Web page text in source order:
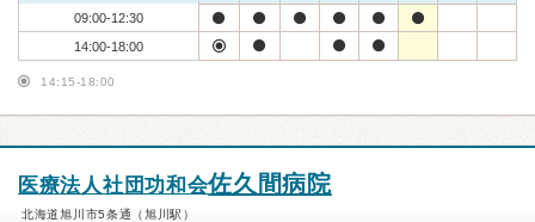
09:00-12:30
14:00-18:00
14:15-18:00
医療法人社団功和会佐久間病院
北海道旭川市5条通（旭川駅）